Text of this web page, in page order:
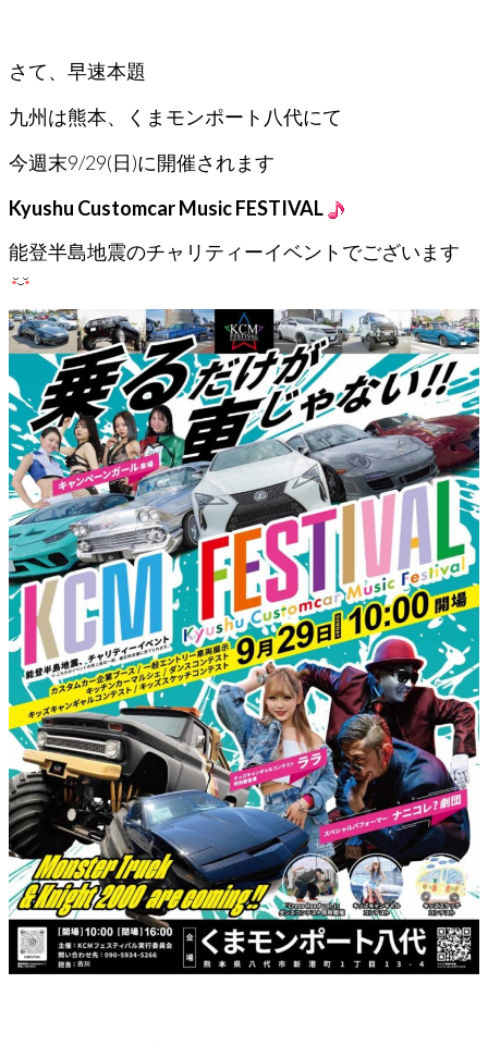
さて、早速本題
九州は熊本、くまモンポート八代にて
今週末9/29(日)に開催されます
Kyushu Customcar Music FESTIVAL
能登半島地震のチャリティーイベントでございます